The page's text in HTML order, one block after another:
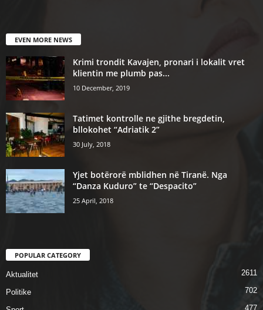
EVEN MORE NEWS
Krimi trondit Kavajen, pronari i lokalit vret
klientin me plumb pas...
10 December, 2019
Tatimet kontrolle ne gjithe bregdetin,
bllokohet “Adriatik 2”
30 July, 2018
Yjet botërorë mblidhen në Tiranë. Nga
“Danza Kuduro” te “Despacito”
25 April, 2018
POPULAR CATEGORY
Aktualitet 2611
Politike 702
477